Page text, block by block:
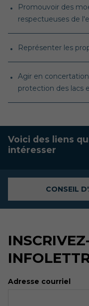
Promouvoir des
respectueuses de
Représenter les
Agir en
protection des lacs
Voici des liens
intéresser
CONSEIL
Adresse courriel